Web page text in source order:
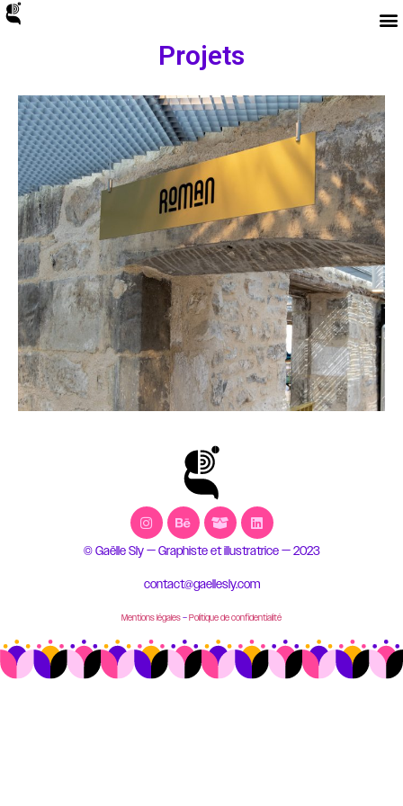
Projets
© Gaëlle Sly — Graphiste et illustratrice — 2023
contact@gaellesly.com
Mentions légales–Politique de confidentialité